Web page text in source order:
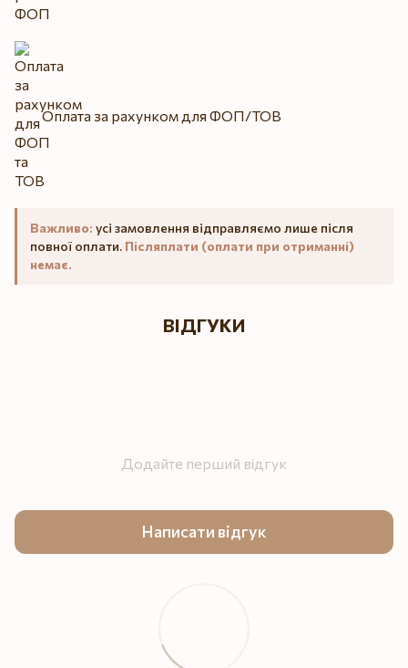
Оплата за рахунком для ФОП/ТОВ
Важливо: усі замовлення відправляємо лише після
повної оплати. Післяплати (оплати при отриманні)
немає.
ВІДГУКИ
Додайте перший відгук
Написати відгук